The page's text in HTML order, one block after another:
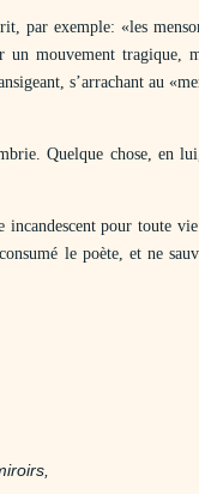
par exemple: «les
un mouvement tragique,
s’arrachant au
Quelque chose, en
pour toute
le poète, et ne